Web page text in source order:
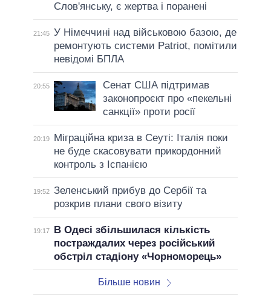
Слов'янську, є жертва і поранені
21:45 У Німеччині над військовою базою, де
ремонтують системи Patriot, помітили
невідомі БПЛА
20:55
Сенат США підтримав
законопроєкт про «пекельні
санкції» проти росії
20:19
Міграційна криза в Сеуті: Італія поки
не буде скасовувати прикордонний
контроль з Іспанією
19:52 Зеленський прибув до Сербії та
розкрив плани свого візиту
19:17
В Одесі збільшилася кількість
постраждалих через російський
обстріл стадіону «Чорноморець»
Більше новин